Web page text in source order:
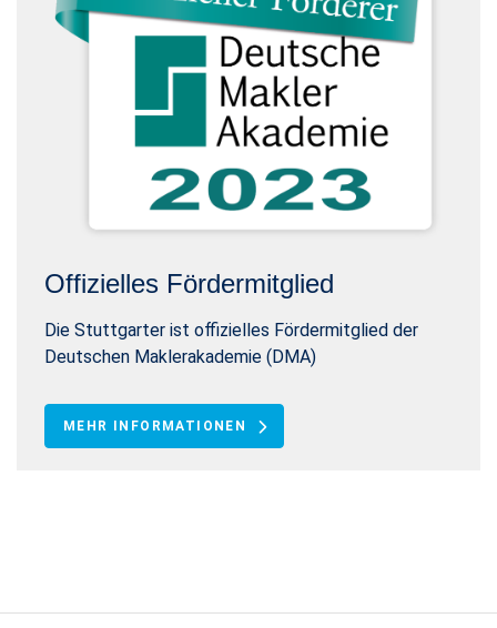
Offizielles Fördermitglied
Die Stuttgarter ist offizielles Fördermitglied der
Deutschen Maklerakademie (DMA)
MEHR INFORMATIONEN